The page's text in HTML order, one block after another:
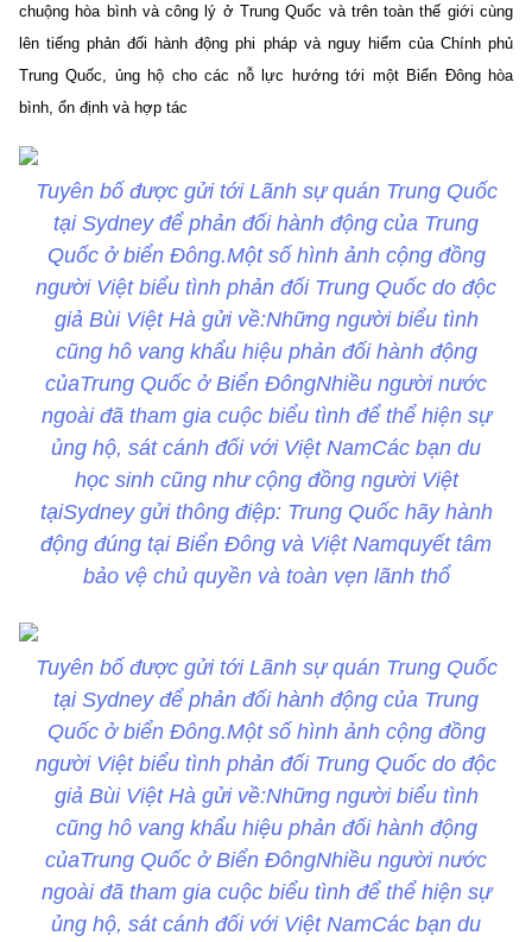
chuộng hòa bình và công lý ở Trung Quốc và trên toàn thế giới cùng
lên tiếng phản đối hành động phi pháp và nguy hiểm của Chính phủ
Trung Quốc, ủng hộ cho các nỗ lực hướng tới một Biển Đông hòa
bình, ổn định và hợp tác
Tuyên bố được gửi tới Lãnh sự quán Trung Quốc
tại Sydney để phản đối hành động của Trung
Quốc ở biển Đông.Một số hình ảnh cộng đồng
người Việt biểu tình phản đối Trung Quốc do độc
giả Bùi Việt Hà gửi về:Những người biểu tình
cũng hô vang khẩu hiệu phản đối hành động
củaTrung Quốc ở Biển ĐôngNhiều người nước
ngoài đã tham gia cuộc biểu tình để thể hiện sự
ủng hộ, sát cánh đối với Việt NamCác bạn du
học sinh cũng như cộng đồng người Việt
tạiSydney gửi thông điệp: Trung Quốc hãy hành
động đúng tại Biển Đông và Việt Namquyết tâm
bảo vệ chủ quyền và toàn vẹn lãnh thổ
Tuyên bố được gửi tới Lãnh sự quán Trung Quốc
tại Sydney để phản đối hành động của Trung
Quốc ở biển Đông.Một số hình ảnh cộng đồng
người Việt biểu tình phản đối Trung Quốc do độc
giả Bùi Việt Hà gửi về:Những người biểu tình
cũng hô vang khẩu hiệu phản đối hành động
củaTrung Quốc ở Biển ĐôngNhiều người nước
ngoài đã tham gia cuộc biểu tình để thể hiện sự
ủng hộ, sát cánh đối với Việt NamCác bạn du